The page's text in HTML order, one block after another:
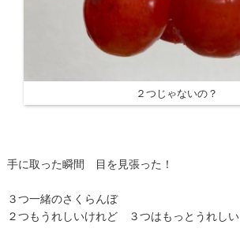
２つじゃないの？
手に取った瞬間 目を見張った！
３つ一緒のさくらんぼ
２つもうれしいけれど ３つはもっとうれしい